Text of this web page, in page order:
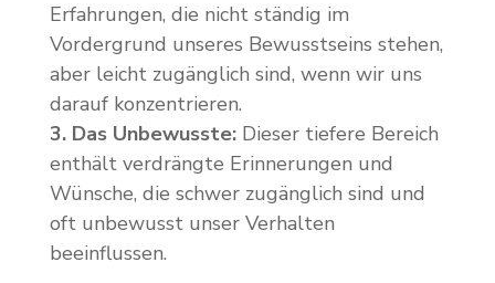
Erfahrungen, die nicht ständig im
Vordergrund unseres Bewusstseins stehen,
aber leicht zugänglich sind, wenn wir uns
darauf konzentrieren.
3. Das Unbewusste:Dieser tiefere Bereich
enthält verdrängte Erinnerungen und
Wünsche, die schwer zugänglich sind und
oft unbewusst unser Verhalten
beeinflussen.